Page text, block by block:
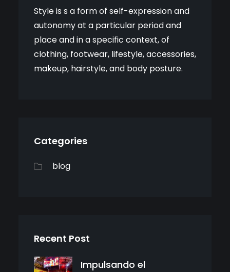
Style is s a form of self-expression and
autonomy at a particular period and
place and in a specific context, of
clothing, footwear, lifestyle, accessories,
makeup, hairstyle, and body posture.
Categories
blog
Recent Post
Impulsando el